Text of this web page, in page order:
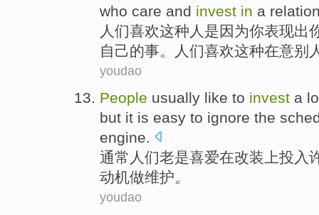
who care and invest in a
人们喜欢这种 人 是因为你表现出
自己的事。人们喜欢这种在意别
youdao
People usually like to invest a
but it is easy to ignore the
engine
通常 人们老是喜爱在改装 上投入
动机做维护 。
youdao